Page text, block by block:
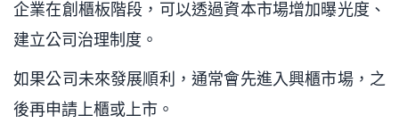
企業在創櫃板階段，可以透過資本市場增加曝光度、
建立公司治理制度。
如果公司未來發展順利，通常會先進入興櫃市場，之
後再申請上櫃或上市。